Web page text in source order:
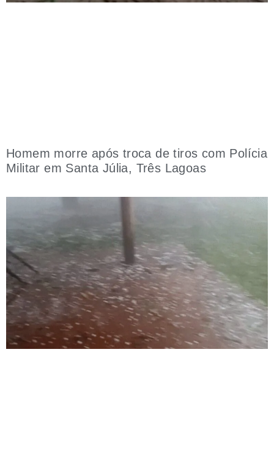
Homem morre após troca de tiros com Polícia
Militar em Santa Júlia, Três Lagoas